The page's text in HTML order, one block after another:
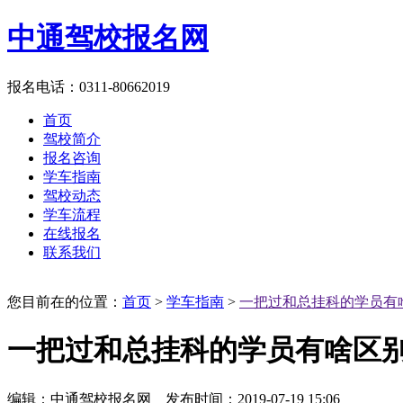
中通驾校报名网
报名电话：0311-80662019
首页
驾校简介
报名咨询
学车指南
驾校动态
学车流程
在线报名
联系我们
您目前在的位置： 首页 > 学车指南 > 一把过和总挂科的学员有
一把过和总挂科的学员有啥区别
编辑：中通驾校报名网 发布时间：2019-07-19 15:06